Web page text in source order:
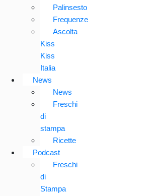
Palinsesto
Frequenze
Ascolta
Kiss
Kiss
Italia
News
News
Freschi
di
stampa
Ricette
Podcast
Freschi
di
Stampa